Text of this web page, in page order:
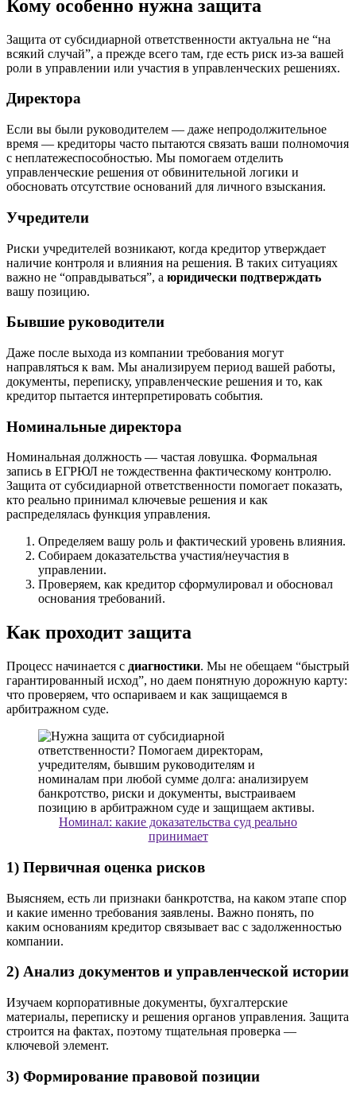
Кому особенно нужна защита
Защита от субсидиарной ответственности актуальна не “на
всякий случай”, а прежде всего там, где есть риск из-за вашей
роли в управлении или участия в управленческих решениях.
Директора
Если вы были руководителем — даже непродолжительное
время — кредиторы часто пытаются связать ваши полномочия
с неплатежеспособностью. Мы помогаем отделить
управленческие решения от обвинительной логики и
обосновать отсутствие оснований для личного взыскания.
Учредители
Риски учредителей возникают, когда кредитор утверждает
наличие контроля и влияния на решения. В таких ситуациях
важно не “оправдываться”, а юридически подтверждать
вашу позицию.
Бывшие руководители
Даже после выхода из компании требования могут
направляться к вам. Мы анализируем период вашей работы,
документы, переписку, управленческие решения и то, как
кредитор пытается интерпретировать события.
Номинальные директора
Номинальная должность — частая ловушка. Формальная
запись в ЕГРЮЛ не тождественна фактическому контролю.
Защита от субсидиарной ответственности помогает показать,
кто реально принимал ключевые решения и как
распределялась функция управления.
Определяем вашу роль и фактический уровень влияния.
Собираем доказательства участия/неучастия в
управлении.
Проверяем, как кредитор сформулировал и обосновал
основания требований.
Как проходит защита
Процесс начинается с диагностики. Мы не обещаем “быстрый
гарантированный исход”, но даем понятную дорожную карту:
что проверяем, что оспариваем и как защищаемся в
арбитражном суде.
Номинал: какие доказательства суд реально
принимает
1) Первичная оценка рисков
Выясняем, есть ли признаки банкротства, на каком этапе спор
и какие именно требования заявлены. Важно понять, по
каким основаниям кредитор связывает вас с задолженностью
компании.
2) Анализ документов и управленческой истории
Изучаем корпоративные документы, бухгалтерские
материалы, переписку и решения органов управления. Защита
строится на фактах, поэтому тщательная проверка —
ключевой элемент.
3) Формирование правовой позиции